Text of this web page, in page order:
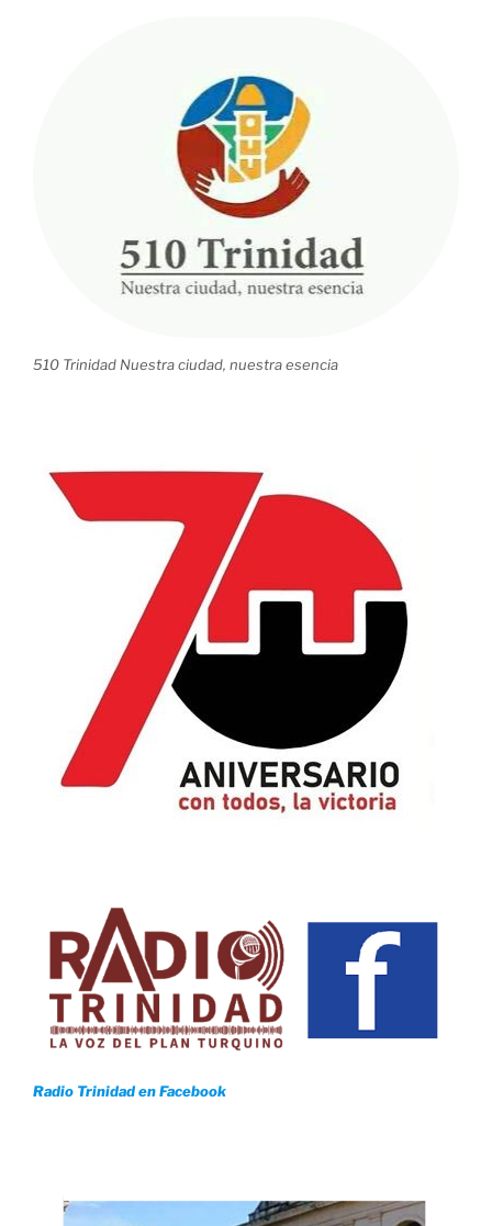
510 Trinidad Nuestra ciudad, nuestra esencia
Radio Trinidad en Facebook